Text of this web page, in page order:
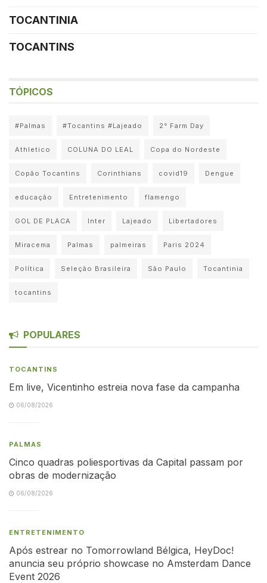
TOCANTINIA
TOCANTINS
TÓPICOS
#Palmas #Tocantins #Lajeado 2° Farm Day
Athletico COLUNA DO LEAL Copa do Nordeste
Copão Tocantins Corinthians covid19 Dengue
educação Entretenimento flamengo
GOL DE PLACA Inter Lajeado Libertadores
Miracema Palmas palmeiras Paris 2024
Política Seleção Brasileira São Paulo Tocantinia
tocantins
POPULARES
TOCANTINS
Em live, Vicentinho estreia nova fase da campanha
06/08/2026
PALMAS
Cinco quadras poliesportivas da Capital passam por
obras de modernização
06/08/2026
ENTRETENIMENTO
Após estrear no Tomorrowland Bélgica, HeyDoc!
anuncia seu próprio showcase no Amsterdam Dance
Event 2026